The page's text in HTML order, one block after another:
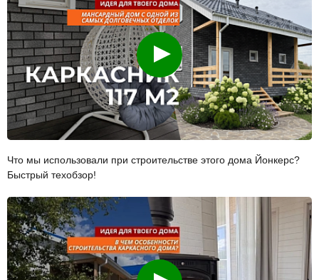
Смотреть
Что мы использовали при строительстве этого дома Йонкерс?
Быстрый техобзор!
Смотреть